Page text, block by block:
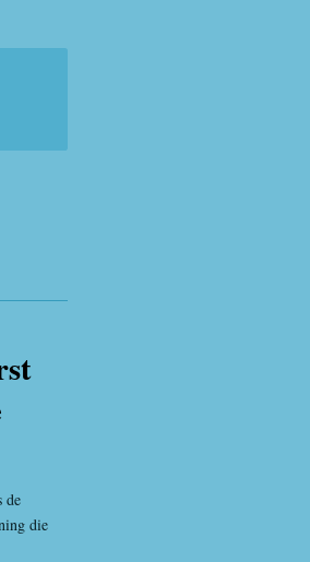
de
die